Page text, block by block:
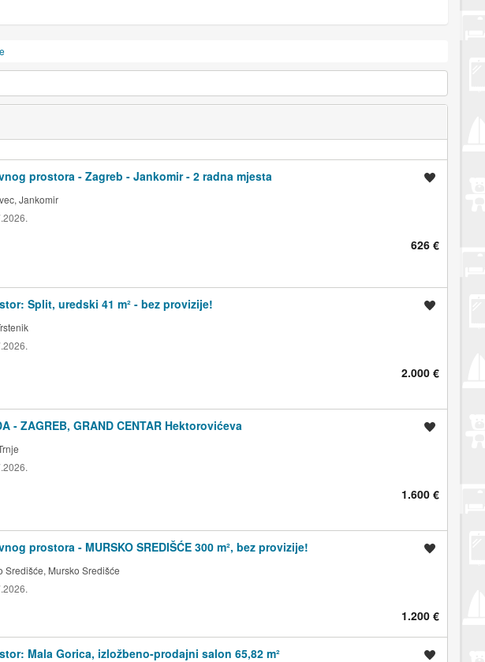
prostora - Zagreb - Jankomir - 2 radna mjesta
Jankomir
626 €
Split, uredski 41 m² - bez provizije!
2.000 €
- ZAGREB, GRAND CENTAR Hektorovićeva
1.600 €
prostora - MURSKO SREDIŠĆE 300 m², bez provizije!
Središće, Mursko Središće
1.200 €
Mala Gorica, izložbeno-prodajni salon 65,82 m²